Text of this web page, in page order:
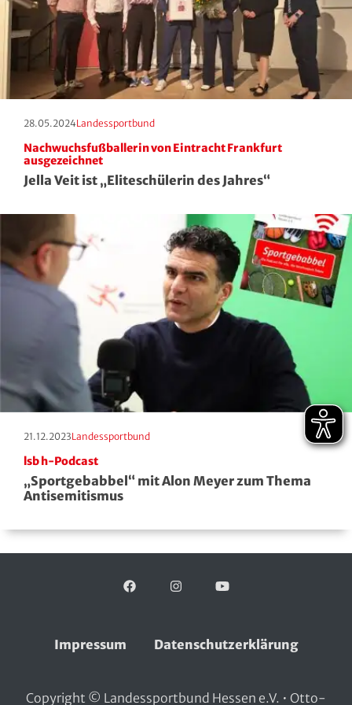
Erscheinungstag:
28.05.2024
Kategorie: Landessportbund
Nachwuchsfußballerin von Eintracht Frankfurt
ausgezeichnet
Jella Veit ist „Eliteschülerin des Jahres“
Erscheinungstag:
21.12.2023
Kategorie: Landessportbund
lsb h-Podcast
„Sportgebabbel“ mit Alon Meyer zum Thema
Antisemitismus
Folgen Sie uns auf:
FacebookInstagramYouTube
Impressum Datenschutzerklärung
Copyright © Landessportbund Hessen e.V. • Otto-